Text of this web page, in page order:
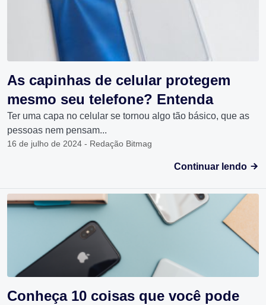
As capinhas de celular protegem
mesmo seu telefone? Entenda
Ter uma capa no celular se tornou algo tão básico, que as
pessoas nem pensam...
16 de julho de 2024 - Redação Bitmag
Continuar lendo
Conheça 10 coisas que você pode